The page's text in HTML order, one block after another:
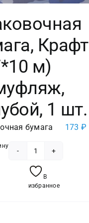
Крафт
м)
1 шт.
бумага 173 ₽
товара
Упаковочная
В
избранное